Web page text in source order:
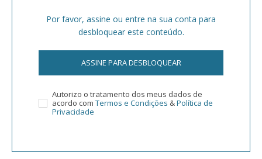
Por favor, assine ou entre na sua conta para
desbloquear este conteúdo.
ASSINE PARA DESBLOQUEAR
Autorizo o tratamento dos meus dados de
acordo com Termos e Condições &Política de
Privacidade